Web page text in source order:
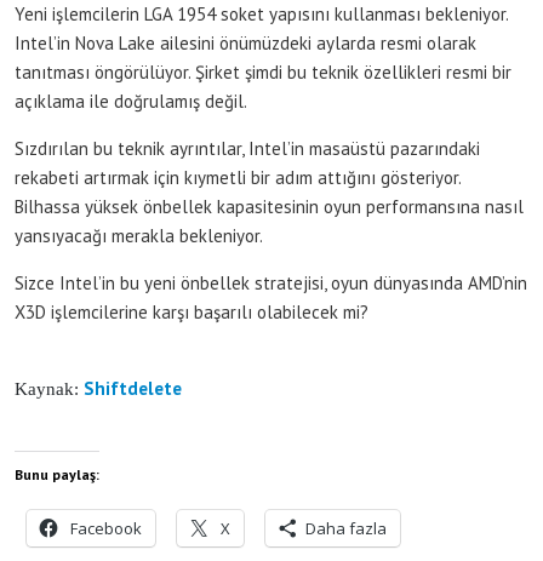
Yeni işlemcilerin LGA 1954 soket yapısını kullanması bekleniyor.
Intel’in Nova Lake ailesini önümüzdeki aylarda resmi olarak
tanıtması öngörülüyor. Şirket şimdi bu teknik özellikleri resmi bir
açıklama ile doğrulamış değil.
Sızdırılan bu teknik ayrıntılar, Intel’in masaüstü pazarındaki
rekabeti artırmak için kıymetli bir adım attığını gösteriyor.
Bilhassa yüksek önbellek kapasitesinin oyun performansına nasıl
yansıyacağı merakla bekleniyor.
Sizce Intel’in bu yeni önbellek stratejisi, oyun dünyasında AMD’nin
X3D işlemcilerine karşı başarılı olabilecek mi?
Kaynak: Shiftdelete
Bunu paylaş:
Facebook X Daha fazla